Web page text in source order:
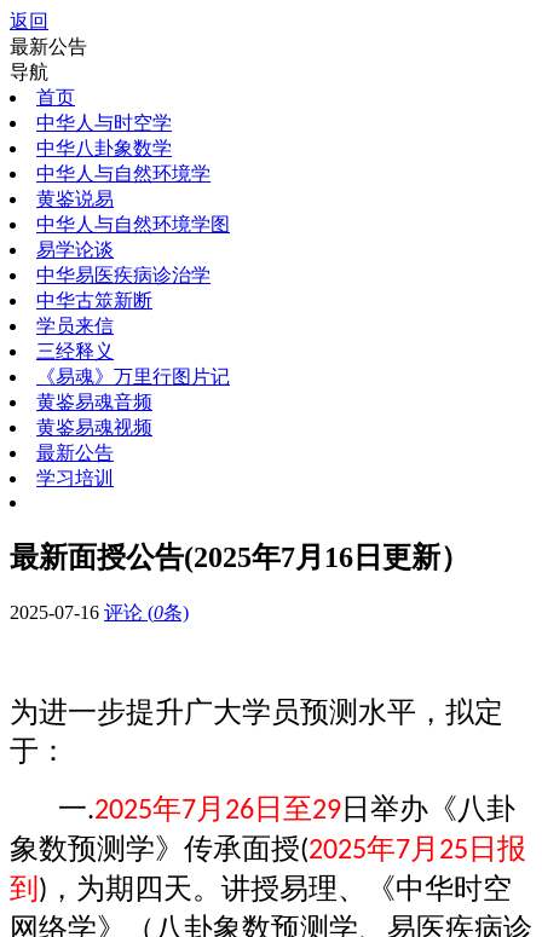
返回
最新公告
导航
首页
中华人与时空学
中华八卦象数学
中华人与自然环境学
黄鉴说易
中华人与自然环境学图
易学论谈
中华易医疾病诊治学
中华古筮新断
学员来信
三经释义
《易魂》万里行图片记
黄鉴易魂音频
黄鉴易魂视频
最新公告
学习培训
最新面授公告(2025年7月16日更新）
2025-07-16 评论 (0条)
为进一步提升广大学员预测水平，拟定
于：
一.2025年7 月 26 日至29 日举办《八卦
象数预测学》传承面授(2025年7 月 25 日报
到 ) ，为期四天。讲授易理、《中华时空
网络学》（八卦象数预测学、易医疾病诊